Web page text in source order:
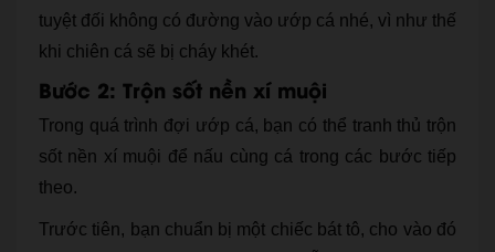
tuyệt đối không có đường vào ướp cá nhé, vì như thế
khi chiên cá sẽ bị cháy khét.
Bước 2: Trộn sốt nền xí muội
Trong quá trình đợi ướp cá, bạn có thể tranh thủ trộn
sốt nền xí muội để nấu cùng cá trong các bước tiếp
theo.
Trước tiên, bạn chuẩn bị một chiếc bát tô, cho vào đó